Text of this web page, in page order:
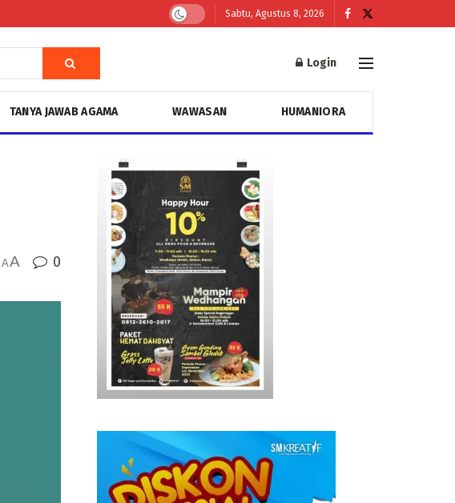
Sabtu, Agustus 8, 2026
Login
TANYA JAWAB AGAMA WAWASAN HUMANIORA
AA 0